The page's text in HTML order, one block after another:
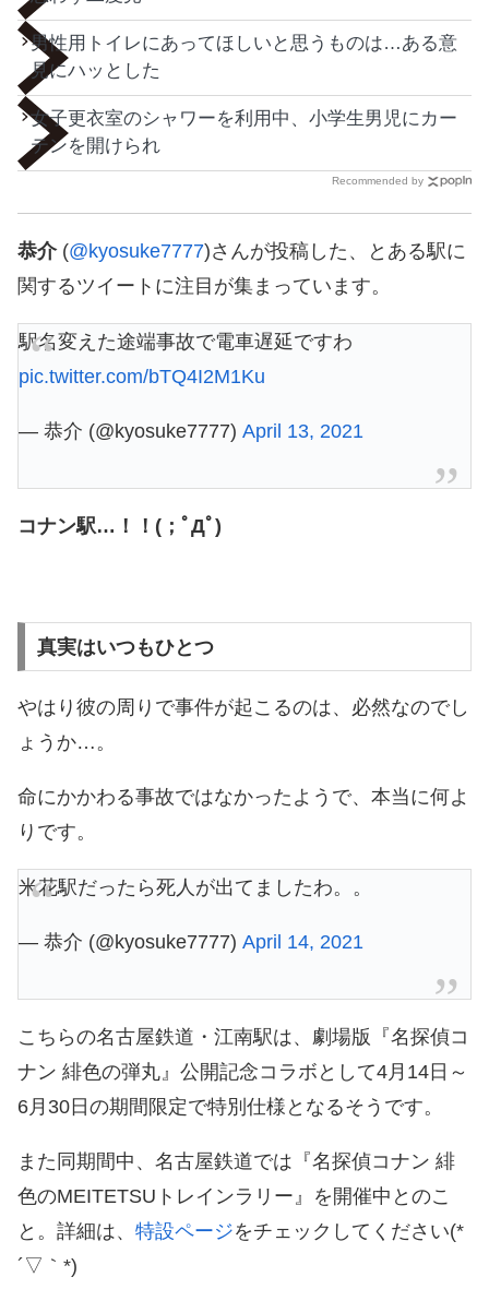
男性用トイレにあってほしいと思うものは…ある意
見にハッとした
女子更衣室のシャワーを利用中、小学生男児にカー
テンを開けられ
Recommended by
恭介(@kyosuke7777)さんが投稿した、とある駅に
関するツイートに注目が集まっています。
駅名変えた途端事故で電車遅延ですわ
pic.twitter.com/bTQ4I2M1Ku
— 恭介 (@kyosuke7777) April 13, 2021
コナン駅…！！(；ﾟДﾟ)
真実はいつもひとつ
やはり彼の周りで事件が起こるのは、必然なのでし
ょうか…。
命にかかわる事故ではなかったようで、本当に何よ
りです。
米花駅だったら死人が出てましたわ。。
— 恭介 (@kyosuke7777) April 14, 2021
こちらの名古屋鉄道・江南駅は、劇場版『名探偵コ
ナン 緋色の弾丸』公開記念コラボとして4月14日～
6月30日の期間限定で特別仕様となるそうです。
また同期間中、名古屋鉄道では『名探偵コナン 緋
色のMEITETSUトレインラリー』を開催中とのこ
と。詳細は、 特設ページをチェックしてください(*
´▽｀*)